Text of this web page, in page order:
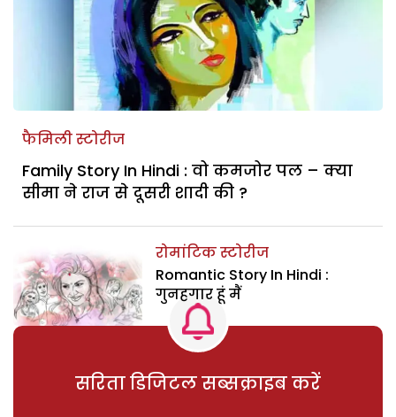
फैमिली स्टोरीज
Family Story In Hindi : वो कमजोर पल – क्या
सीमा ने राज से दूसरी शादी की ?
रोमांटिक स्टोरीज
Romantic Story In Hindi :
गुनहगार हूं मैं
सरिता डिजिटल सब्सक्राइब करें